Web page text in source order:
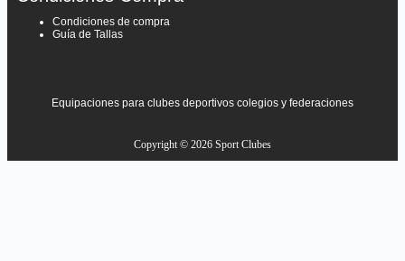
Condiciones de compra
Guía de Tallas
Equipaciones para clubes deportivos colegios y federaciones
Copyright © 2026 Sport Clubes